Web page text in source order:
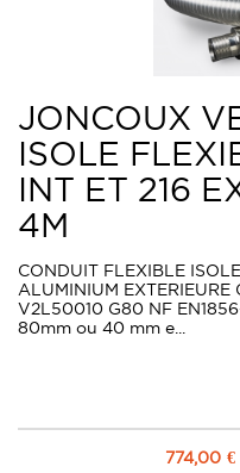
JONCOUX
ISOLE
INT ET 216
4M
CONDUIT FLEXIBLE
ALUMINIUM EXTERIEURE
V2L50010 G80 NF
80mm ou 40 mm e...
774,00 €